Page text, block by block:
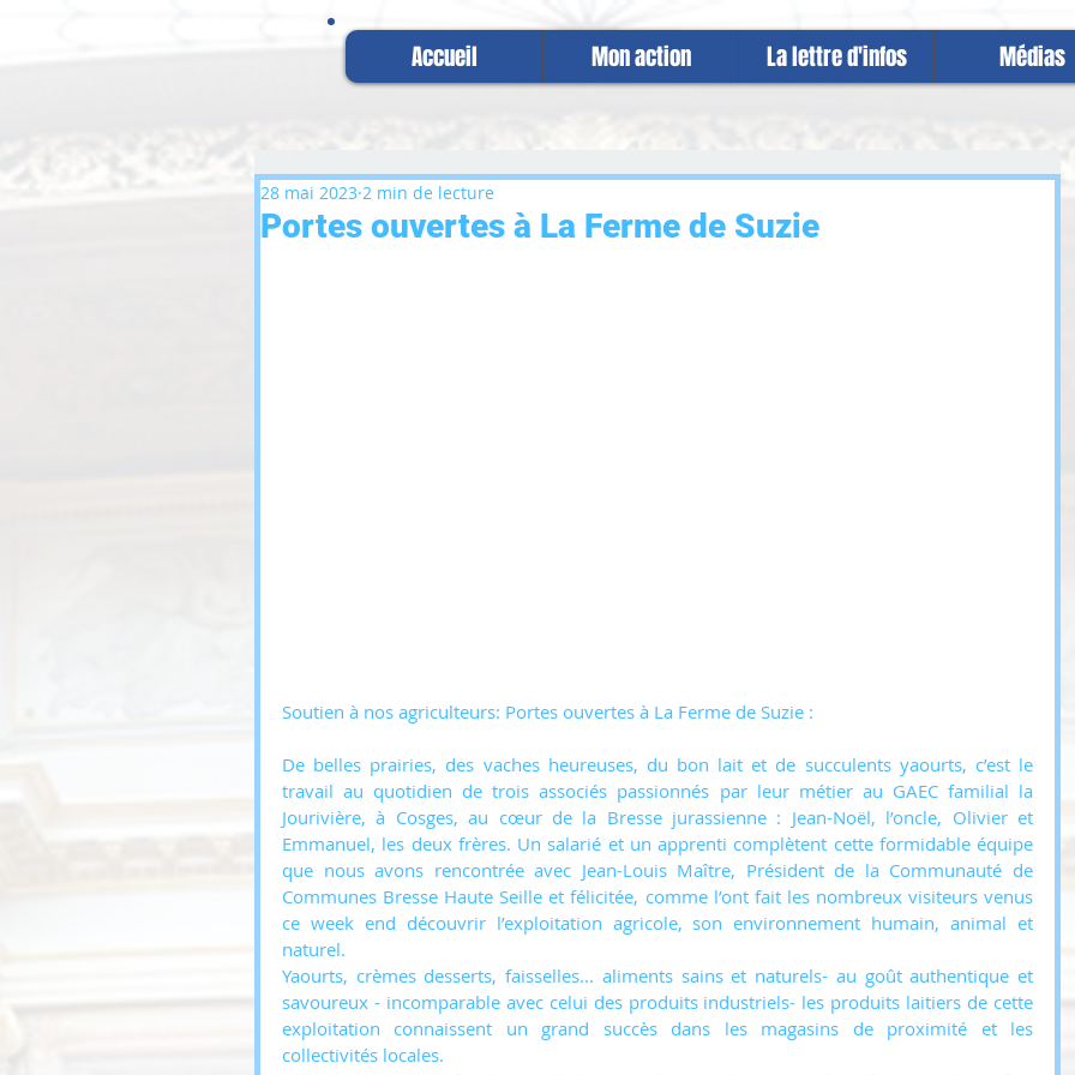
Accueil Mon action La lettre d'infos Médias
Portes ouvertes à La Ferme de Suzie
28 mai 2023 2 min de lecture
Soutien à nos agriculteurs: Portes ouvertes à La Ferme de Suzie :
De belles prairies, des vaches heureuses, du bon lait et de succulents yaourts, c’est le
travail au quotidien de trois associés passionnés par leur métier au GAEC familial la
Jourivière, à Cosges, au cœur de la Bresse jurassienne : Jean-Noël, l’oncle, Olivier et
Emmanuel, les deux frères. Un salarié et un apprenti complètent cette formidable équipe
que nous avons rencontrée avec Jean-Louis Maître, Président de la Communauté de
Communes Bresse Haute Seille et félicitée, comme l’ont fait les nombreux visiteurs venus
ce week end découvrir l’exploitation agricole, son environnement humain, animal et
naturel.
Yaourts, crèmes desserts, faisselles... aliments sains et naturels- au goût authentique et
savoureux - incomparable avec celui des produits industriels- les produits laitiers de cette
exploitation connaissent un grand succès dans les magasins de proximité et les
collectivités locales.